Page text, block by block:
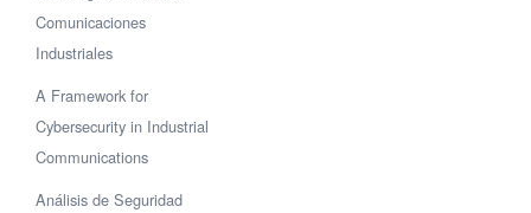
Comunicaciones
Industriales
A Framework for
Cybersecurity in Industrial
Communications
Análisis de Seguridad